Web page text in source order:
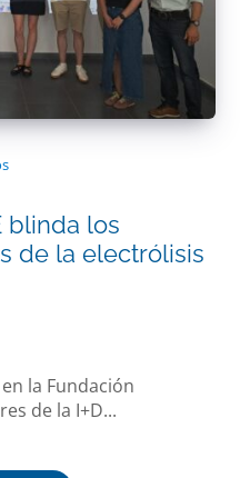
blinda los
de la electrólisis
la Fundación
de la I+D...